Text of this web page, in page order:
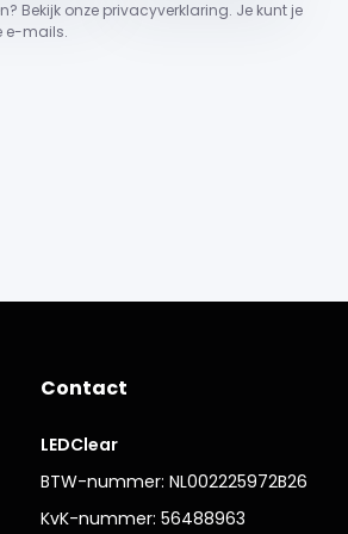
Bekijk onze privacyverklaring. Je kunt je
e-mails.
Contact
LEDClear
BTW-nummer: NL002225972B26
KvK-nummer: 56488963